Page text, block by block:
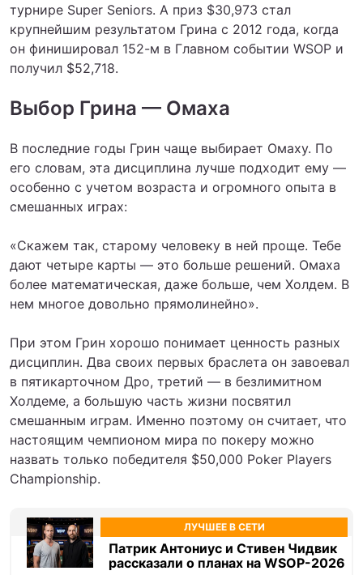
турнире Super Seniors. А приз $30,973 стал
крупнейшим результатом Грина с 2012 года, когда
он финишировал 152-м в Главном событии WSOP и
получил $52,718.
Выбор Грина — Омаха
В последние годы Грин чаще выбирает Омаху. По
его словам, эта дисциплина лучше подходит ему —
особенно с учетом возраста и огромного опыта в
смешанных играх:
«Скажем так, старому человеку в ней проще. Тебе
дают четыре карты — это больше решений. Омаха
более математическая, даже больше, чем Холдем. В
нем многое довольно прямолинейно».
При этом Грин хорошо понимает ценность разных
дисциплин. Два своих первых браслета он завоевал
в пятикарточном Дро, третий — в безлимитном
Холдеме, а большую часть жизни посвятил
смешанным играм. Именно поэтому он считает, что
настоящим чемпионом мира по покеру можно
назвать только победителя $50,000 Poker Players
Championship.
ЛУЧШЕЕ В СЕТИ
Патрик Антониус и Стивен Чидвик
рассказали о планах на WSOP-2026